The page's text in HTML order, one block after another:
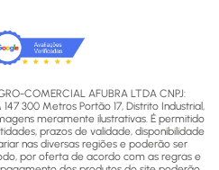
COMERCIAL AFUBRA LTDA CNPJ:
300 Metros Portão 17, Distrito Industrial,
meramente ilustrativas. É permitido
prazos de validade, disponibilidade
nas diversas regiões e poderão ser
por oferta de acordo com as regras e